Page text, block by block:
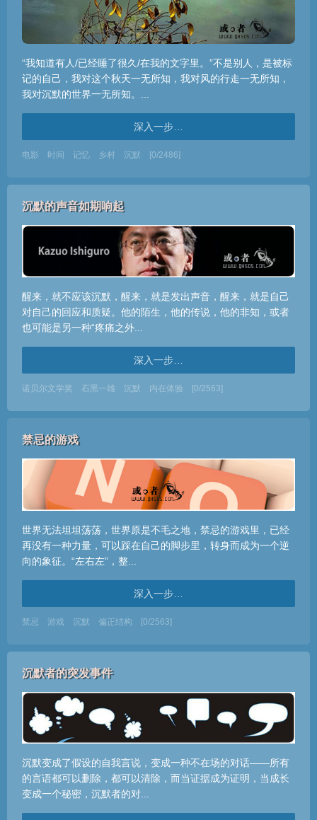
“我知道有人/已经睡了很久/在我的文字里。”不是别人，是被标
记的自己，我对这个秋天一无所知，我对风的行走一无所知，
我对沉默的世界一无所知。...
深入一步…
电影 时间 记忆 乡村 沉默 [0/2486]
沉默的声音如期响起
醒来，就不应该沉默，醒来，就是发出声音，醒来，就是自己
对自己的回应和质疑。他的陌生，他的传说，他的非知，或者
也可能是另一种“疼痛之外...
深入一步…
诺贝尔文学奖 石黑一雄 沉默 内在体验 [0/2563]
禁忌的游戏
世界无法坦坦荡荡，世界原是不毛之地，禁忌的游戏里，已经
再没有一种力量，可以踩在自己的脚步里，转身而成为一个逆
向的象征。“左右左”，整...
深入一步…
禁忌 游戏 沉默 偏正结构 [0/2563]
沉默者的突发事件
沉默变成了假设的自我言说，变成一种不在场的对话——所有
的言语都可以删除，都可以清除，而当证据成为证明，当成长
变成一个秘密，沉默者的对...